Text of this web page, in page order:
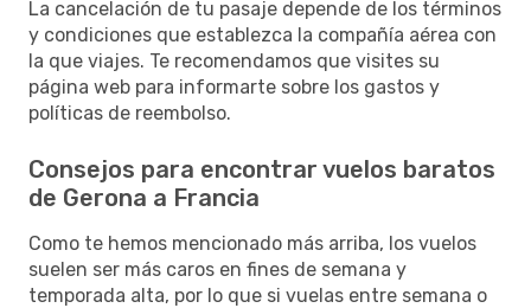
La cancelación de tu pasaje depende de los términos
y condiciones que establezca la compañía aérea con
la que viajes. Te recomendamos que visites su
página web para informarte sobre los gastos y
políticas de reembolso.
Consejos para encontrar vuelos baratos
de Gerona a Francia
Como te hemos mencionado más arriba, los vuelos
suelen ser más caros en fines de semana y
temporada alta, por lo que si vuelas entre semana o